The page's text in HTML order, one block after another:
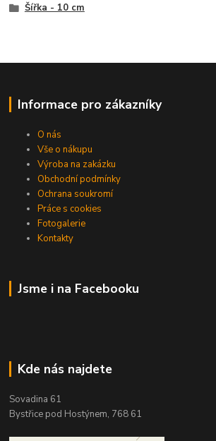
Šířka - 10 cm
Informace pro zákazníky
O nás
Vše o nákupu
Výroba na zakázku
Obchodní podmínky
Ochrana soukromí
Práce s cookies
Fotogalerie
Kontakty
Jsme i na Facebooku
Kde nás najdete
Sovadina 61
Bystřice pod Hostýnem, 768 61